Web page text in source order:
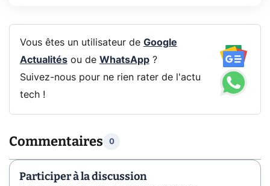
Vous êtes un utilisateur de Google
Actualitésou de WhatsApp?
Suivez-nous pour ne rien rater de l'actu
tech !
Commentaires 0
Participer à la discussion